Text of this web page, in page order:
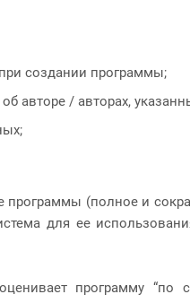
создании программы;
авторе / авторах,
программы (полное и
для ее
программу “по